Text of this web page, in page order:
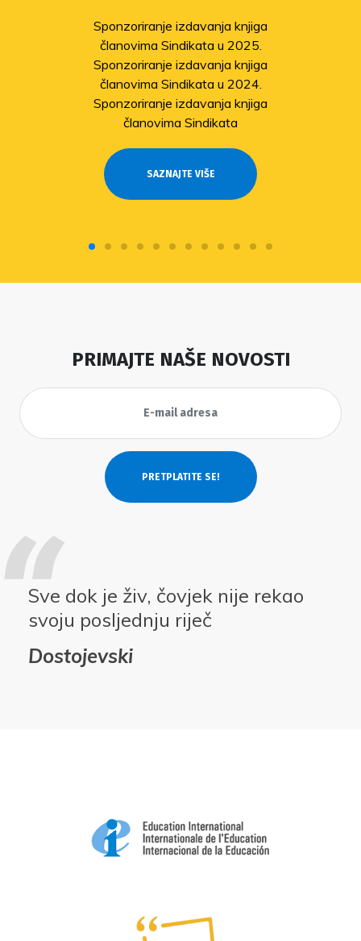
Sponzoriranje izdavanja knjiga
članovima Sindikata u 2025.
Sponzoriranje izdavanja knjiga
članovima Sindikata u 2024.
Sponzoriranje izdavanja knjiga
članovima Sindikata
SAZNAJTE VIŠE
PRIMAJTE NAŠE NOVOSTI
Sve dok je živ, čovjek nije rekao
svoju posljednju riječ
Dostojevski